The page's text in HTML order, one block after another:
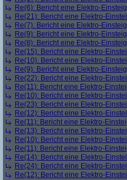
Re(6): Bericht eine Elektro-
Re(21): Bericht eine Elektro-
Re(7): Bericht eine Elektro-
Re(9): Bericht eine Elektro-
Re(8): Bericht eine Elektro-
Re(15): Bericht eine Elektro-
Re(10): Bericht eine Elektro-
Re(9): Bericht eine Elektro-
Re(22): Bericht eine Elektro-
Re(11): Bericht eine Elektro-
Re(10): Bericht eine Elektro-
Re(23): Bericht eine Elektro-
Re(12): Bericht eine Elektro-
Re(11): Bericht eine Elektro-
Re(13): Bericht eine Elektro-
Re(10): Bericht eine Elektro-
Re(11): Bericht eine Elektro-
Re(14): Bericht eine Elektro-
Re(24): Bericht eine Elektro-
Re(12): Bericht eine Elektro-